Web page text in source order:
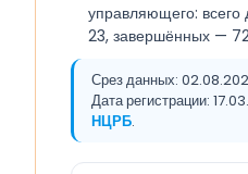
управляющего:
23, завершённых —
Срез данных:
Дата регистрации:
НЦРБ.